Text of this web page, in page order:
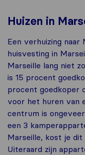
Huizen in
Een verhuizing
huisvesting in
Marseille lang niet
is 15 procent
procent goedkoper
voor het huren van
centrum is
een 3
Marseille, kost je dit
Uiteraard zijn